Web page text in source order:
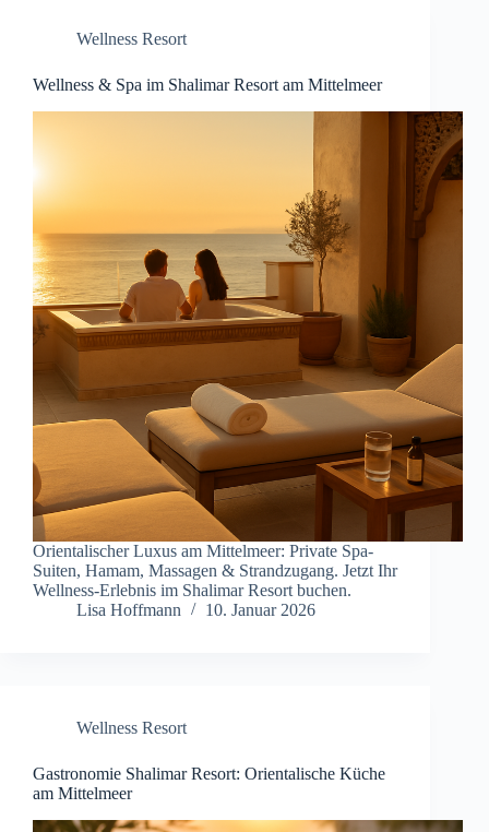
Wellness Resort
Wellness & Spa im Shalimar Resort am Mittelmeer
Orientalischer Luxus am Mittelmeer: Private Spa-
Suiten, Hamam, Massagen & Strandzugang. Jetzt Ihr
Wellness-Erlebnis im Shalimar Resort buchen.
Lisa Hoffmann
10. Januar 2026
Wellness Resort
Gastronomie Shalimar Resort: Orientalische Küche
am Mittelmeer